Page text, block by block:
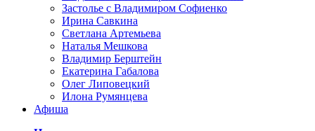
Застолье с Владимиром Софиенко
Ирина Савкина
Светлана Артемьева
Наталья Мешкова
Владимир Берштейн
Екатерина Габалова
Олег Липовецкий
Илона Румянцева
Афиша